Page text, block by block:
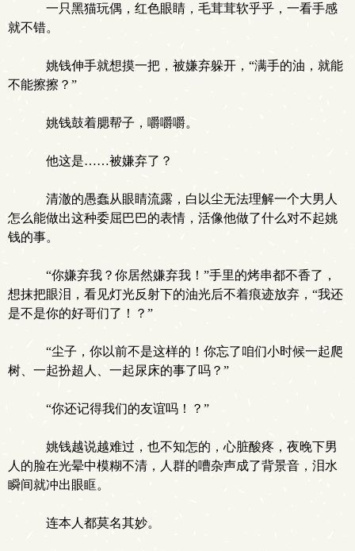
一只黑猫玩偶，红色眼睛，毛茸茸软乎乎，一看手感
就不错。
姚钱伸手就想摸一把，被嫌弃躲开，“满手的油，就能
不能擦擦？”
姚钱鼓着腮帮子，嚼嚼嚼。
他这是……被嫌弃了？
清澈的愚蠢从眼睛流露，白以尘无法理解一个大男人
怎么能做出这种委屈巴巴的表情，活像他做了什么对不起姚
钱的事。
“你嫌弃我？你居然嫌弃我！”手里的烤串都不香了，
想抹把眼泪，看见灯光反射下的油光后不着痕迹放弃，“我还
是不是你的好哥们了！？”
“尘子，你以前不是这样的！你忘了咱们小时候一起爬
树、一起扮超人、一起尿床的事了吗？”
“你还记得我们的友谊吗！？”
姚钱越说越难过，也不知怎的，心脏酸疼，夜晚下男
人的脸在光晕中模糊不清，人群的嘈杂声成了背景音，泪水
瞬间就冲出眼眶。
连本人都莫名其妙。